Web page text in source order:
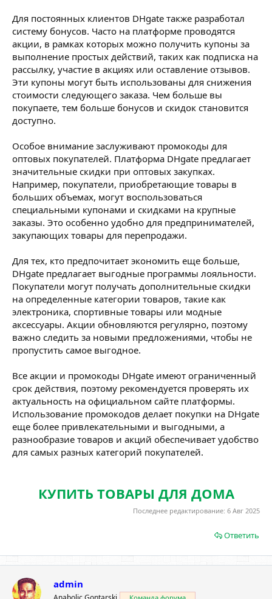
Для постоянных клиентов DHgate также разработал
систему бонусов. Часто на платформе проводятся
акции, в рамках которых можно получить купоны за
выполнение простых действий, таких как подписка на
рассылку, участие в акциях или оставление отзывов.
Эти купоны могут быть использованы для снижения
стоимости следующего заказа. Чем больше вы
покупаете, тем больше бонусов и скидок становится
доступно.
Особое внимание заслуживают промокоды для
оптовых покупателей. Платформа DHgate предлагает
значительные скидки при оптовых закупках.
Например, покупатели, приобретающие товары в
больших объемах, могут воспользоваться
специальными купонами и скидками на крупные
заказы. Это особенно удобно для предпринимателей,
закупающих товары для перепродажи.
Для тех, кто предпочитает экономить еще больше,
DHgate предлагает выгодные программы лояльности.
Покупатели могут получать дополнительные скидки
на определенные категории товаров, такие как
электроника, спортивные товары или модные
аксессуары. Акции обновляются регулярно, поэтому
важно следить за новыми предложениями, чтобы не
пропустить самое выгодное.
Все акции и промокоды DHgate имеют ограниченный
срок действия, поэтому рекомендуется проверять их
актуальность на официальном сайте платформы.
Использование промокодов делает покупки на DHgate
еще более привлекательными и выгодными, а
разнообразие товаров и акций обеспечивает удобство
для самых разных категорий покупателей.
КУПИТЬ ТОВАРЫ ДЛЯ ДОМА
Последнее редактирование: 6 Авг 2025
Ответить
admin